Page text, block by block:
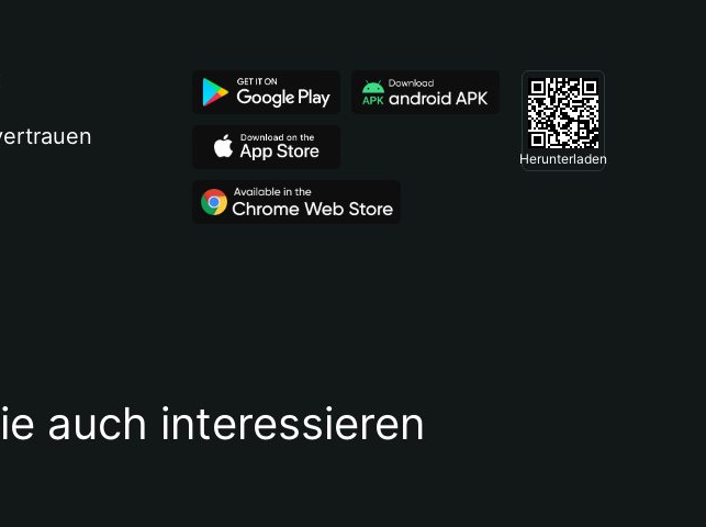
Herunterladen
auch interessieren